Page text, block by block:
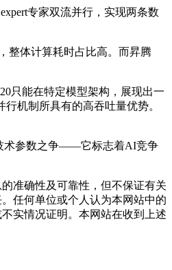
专家双流并行，实现两条数
整体计算耗时占比高。而昇腾
只能在特定模型架构，展现出一
机制所具有的高吞吐量优势。
术参数之争——它标志着AI竞争
准确性及可靠性，但不保证有关
任何单位或个人认为本网站中的
实情况证明。本网站在收到上述